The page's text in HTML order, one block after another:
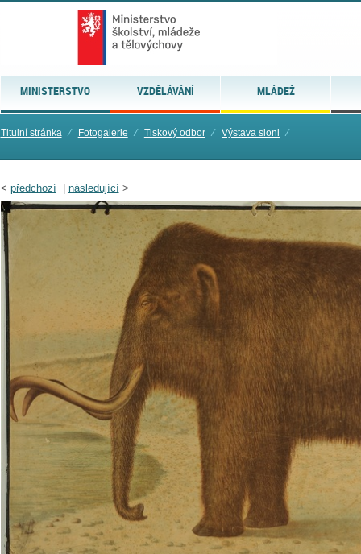
MINISTERSTVO VZDĚLÁVÁNÍ MLÁDEŽ
Titulní stránka ⁄ Fotogalerie ⁄ Tiskový odbor ⁄ Výstava sloni ⁄
< předchozí| následující>